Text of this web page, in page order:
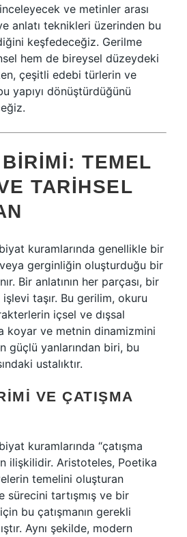
ve metinler arası
anlatı teknikleri üzerinden bu
keşfedeceğiz. Gerilme
hem de bireysel düzeydeki
çeşitli edebi türlerin ve
yapıyı dönüştürdüğünü
TEMEL
TARIHSEL
kuramlarında genellikle bir
gerginliğin oluşturduğu bir
Bir anlatının her parçası, bir
taşır. Bu gerilim, okuru
içsel ve dışsal
koyar ve metnin dinamizmini
güçlü yanlarından biri, bu
ustalıktır.
VE ÇATIŞMA
kuramlarında “çatışma
ilişkilidir. Aristoteles, Poetika
temelini oluşturan
sürecini tartışmış ve bir
bu çatışmanın gerekli
Aynı şekilde, modern